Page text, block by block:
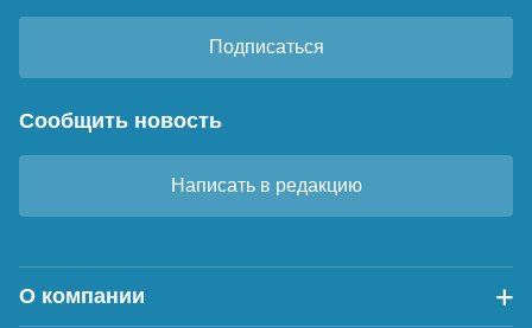
Подписаться
Сообщить новость
Написать в редакцию
О компании